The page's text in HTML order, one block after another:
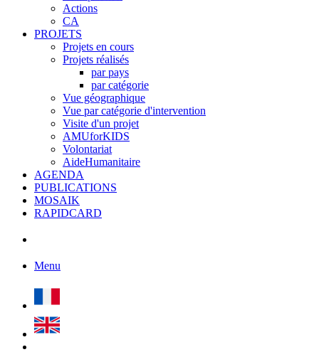
Actions
CA
PROJETS
Projets en cours
Projets réalisés
par pays
par catégorie
Vue géographique
Vue par catégorie d'intervention
Visite d'un projet
AMUforKIDS
Volontariat
AideHumanitaire
AGENDA
PUBLICATIONS
MOSAIK
RAPIDCARD
Menu